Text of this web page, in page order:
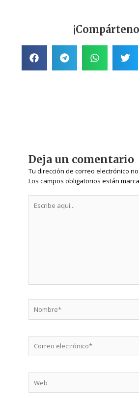
Deja un comentario
Tu dirección de correo electrónico
Los campos obligatorios están
aquí...
electrónico*